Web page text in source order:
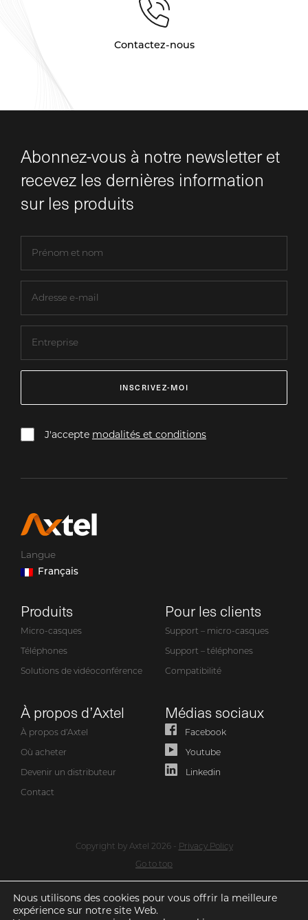
Contactez-nous
Abonnez-vous à notre newsletter et
recevez les dernières information
sur les produits
INSCRIVEZ-MOI
J'accepte modalités et conditions
Langue
Français
Produits
Micro-casques
Téléphones
Solutions de vidéoconférence
Pour les clients
Support – micro-casques
Support – téléphones
Compatibilité
À propos d’Axtel
À propos d’Axtel
Où acheter
Devenir un distributeur
Contact
Médias sociaux
Facebook
Youtube
Linkedin
Copyright by Axtel 2026 - Privacy Policy
Go to top
Nous utilisons des cookies pour vous offrir la meilleure
expérience sur notre site Web.